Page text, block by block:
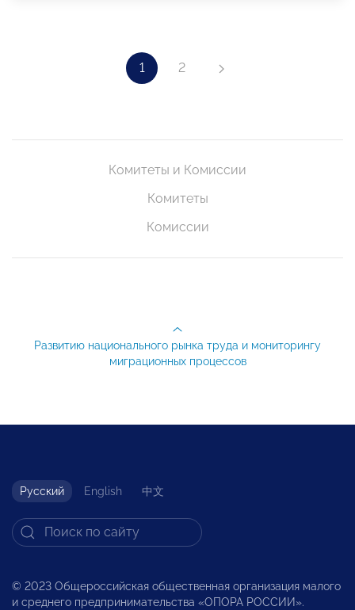
1 2
Комитеты и Комиссии
Комитеты
Комиссии
Развитию национального рынка труда и мониторингу
миграционных процессов
Русский English 中文
© 2023 Общероссийская общественная организация малого
и среднего предпринимательства «ОПОРА РОССИИ».